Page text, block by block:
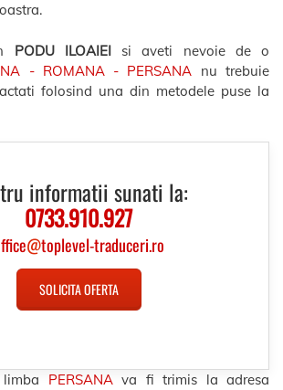
PODU ILOAIEIsi aveti nevoie de o
- ROMANA - PERSANA nu trebuie
folosind una din metodele puse la
informatii sunati la:
0733.910.927
@toplevel-traduceri.ro
SOLICITA OFERTA
PERSANAva fi trimis la adresa